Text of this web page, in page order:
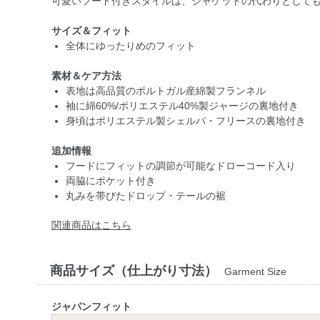
サイズ＆フィット
全体にゆったりめのフィット
素材＆ケア方法
表地は高品質のポルトガル産綿製フランネル
袖に綿60%/ポリエステル40%製ジャージの裏地付き
身頃はポリエステル製シェルパ・フリースの裏地付き
追加情報
フードにフィットの調節が可能なドローコード入り
両脇にポケット付き
丸みを帯びたドロップ・テールの裾
関連商品はこちら
商品サイズ（仕上がり寸法） Garment Size
ジャパンフィット